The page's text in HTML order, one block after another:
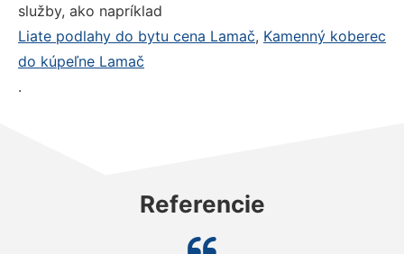
služby, ako napríklad
Liate podlahy do bytu cena Lamač, Kamenný koberec
do kúpeľne Lamač
.
Referencie